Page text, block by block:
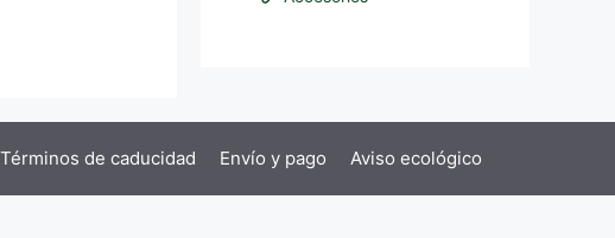
Términos de caducidad Envío y pago Aviso ecológico